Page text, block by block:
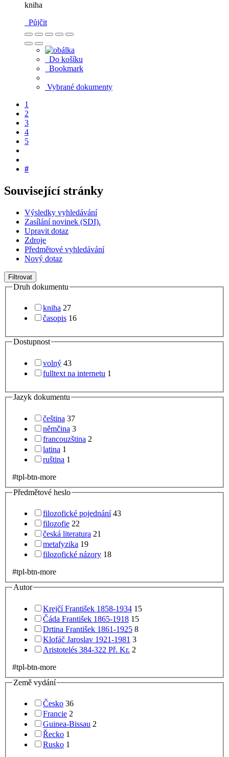
kniha
Půjčit
Do košíku
Bookmark
Vybrané dokumenty
1
2
3
4
5
#
Související stránky
Výsledky vyhledávání
Zasílání novinek (SDI).
Upravit dotaz
Zdroje
Předmětové vyhledávání
Nový dotaz
Filtrovat
Druh dokumentu
kniha 27
časopis 16
Dostupnost
volný 43
fulltext na internetu 1
Jazyk dokumentu
čeština 37
němčina 3
francouzština 2
latina 1
ruština 1
#tpl-btn-more
Předmětové heslo
filozofické pojednání 43
filozofie 22
česká literatura 21
metafyzika 19
filozofické názory 18
#tpl-btn-more
Autor
Krejčí František 1858-1934 15
Čáda František 1865-1918 15
Drtina František 1861-1925 8
Klofáč Jaroslav 1921-1981 3
Aristotelés 384-322 Př. Kr. 2
#tpl-btn-more
Země vydání
Česko 36
Francie 2
Guinea-Bissau 2
Řecko 1
Rusko 1